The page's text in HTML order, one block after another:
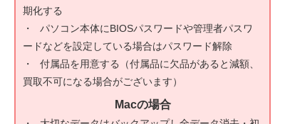
期化する
パソコン本体にBIOSパスワードや管理者パスワ
ードなどを設定している場合はパスワード解除
付属品を用意する（付属品に欠品があると減額、
買取不可になる場合がございます）
Macの場合